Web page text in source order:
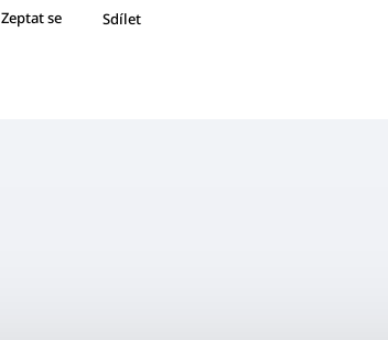
Zeptat se Sdílet